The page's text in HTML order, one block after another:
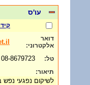
עו'ס
דואר
אלקטרוני:
טל:
תיאור:
לשיקום נפגעי נפש